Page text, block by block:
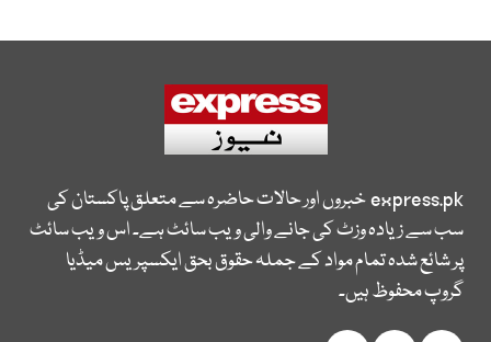
express.pkخبروں اور حالات حاضرہ سے متعلق پاکستان کی
سب سے زیادہ وزٹ کی جانے والی ویب سائٹ ہے۔ اس ویب سائٹ
پر شائع شدہ تمام مواد کے جملہ حقوق بحق ایکسپریس میڈیا
گروپ محفوظ ہیں۔